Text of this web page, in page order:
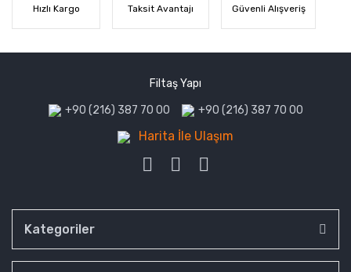
Hızlı Kargo Taksit Avantajı Güvenli Alışveriş
Filtaş Yapı
+90 (216) 387 70 00 +90 (216) 387 70 00
Harita İle Ulaşım
Kategoriler